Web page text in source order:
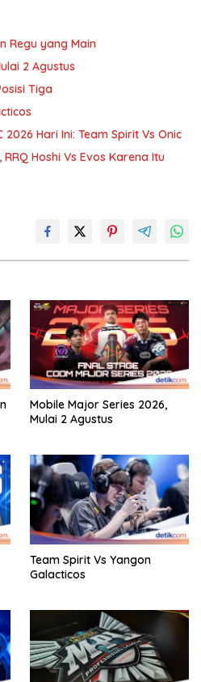
Regu yang Main
2 Agustus
Tiga
2026 Hari Ini: Team Spirit Vs Onic
Hoshi Vs Evos Karena Itu
Mobile Major Series 2026,
Mulai 2 Agustus
Team Spirit Vs Yangon
Galacticos